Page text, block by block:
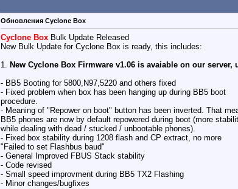
Обновления Cyclone Box
Cyclone Box Bulk Update Released
New Bulk Update for Cyclone Box is ready, this includes:
1. New Cyclone Box Firmware v1.06 is avaiable on our
- BB5 Booting for 5800,N97,5220 and others fixed
- Fixed problem when box has been hanging up during BB5 boot
procedure.
- Meaning of "Repower on boot" button has been inverted. That
BB5 phones are now by default repowered during boot (more
while dealing with dead / stucked / unbootable phones).
- Fixed box stability during 1208 flash and CP extract, no more
"Failed to set Flashbus baud"
- General Improved FBUS Stack stability
- Code revised
- Small speed improvment during BB5 TX2 Flashing
- Minor changes/bugfixes